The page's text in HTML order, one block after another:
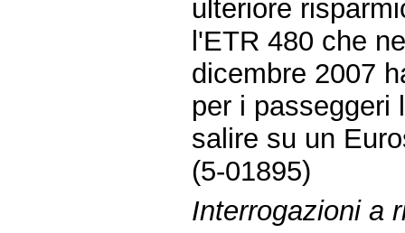
ulteriore
l'ETR 480 che
dicembre 2007
per i passeggeri
salire su un
(5-01895)
Interrogazioni a